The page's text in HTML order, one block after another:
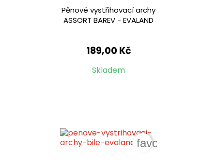
Pěnové vystřihovací archy
ASSORT BAREV - EVALAND
189,00 Kč
Skladem
favorite_border